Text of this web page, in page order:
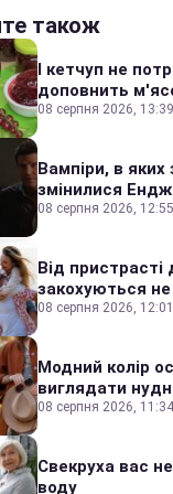
також
І кетчуп не
доповнить
08 серпня 2026, 13:39
Вампіри, в яких
змінилися
08 серпня 2026, 12:55
Від пристрасті
закохуються
08 серпня 2026, 12:01
Модний колір
виглядати
08 серпня 2026, 11:34
Свекруха вас
воду